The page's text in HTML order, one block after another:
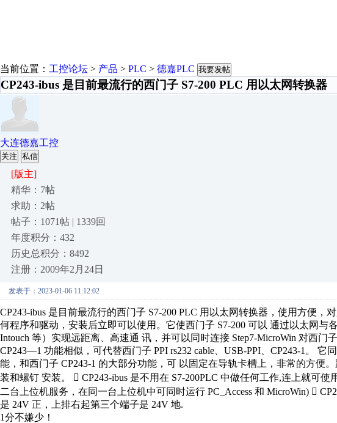
当前位置： 工控论坛 > 产品 > PLC > 德嘉PLC 我要发帖
CP243-ibus 是目前最流行的西门子 S7-200 PLC 用以太网转换器
大连德嘉工控
关注 私信
[版主]
精华：7帖
求助：2帖
帖子：1071帖 | 1339回
年度积分：432
历史总积分：8492
注册：2009年2月24日
发表于：2023-01-06 11:12:02
CP243-ibus 是目前最流行的西门子 S7-200 PLC 用以太网转换器，使用方便，
何程序和驱动，安装后立即可以使用。它使西门子 S7-200 可以 通过以太网与
Intouch 等）实现远距离、高速通 讯，并可以同时连接 Step7-MicroWin 对西门
CP243—1 功能相似，可代替西门子 PPI rs232 cable、USB-PPI、CP243-1。 它
能，和西门子 CP243-1 的大部分功能，可 以固定在导轨卡槽上，非常的方便
装和螺钉 安装。  CP243-ibus 是不用在 S7-200PLC 中做任何工作,连上就可
二台上位机服务，在同一台上位机中可同时运行 PC_Access 和 MicroWin) 
是 24V 正，上排右起第三个端子是 24V 地.
1分不嫌少！